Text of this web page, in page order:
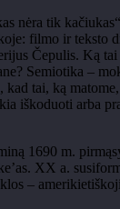
nėra tik
filmo ir teksto
Čepulis. Ką
Semiotika –
tai, ką
iškoduoti arba
1690 m.
XX a.
–